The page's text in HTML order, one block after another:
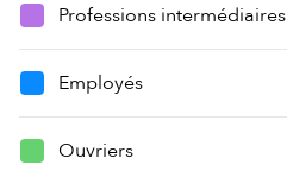
Professions intermédiaires
Employés
Ouvriers